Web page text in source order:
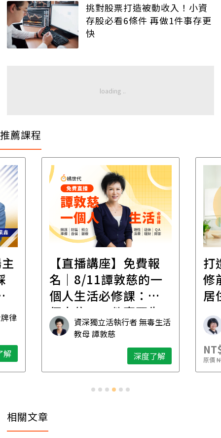
挑對股票打造被動收入！小資
存股必看6條件 再做1件事存更
快
推薦課程
律
解
【直播講座】免費報
名｜8/11譚敦慈的一
個人生活必修課：一
個人住，五件事要先
想清楚！資深獨立活執行者 無毒生活
教母 譚敦慈
深度了解
打
修
居
原價
相關文章